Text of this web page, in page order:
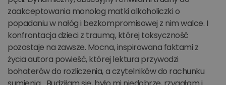
zaakceptowania monolog matki alkoholiczki o
popadaniu w nałóg i bezkompromisowej z nim walce. I
konfrontacja dzieci z traumą, której toksyczność
pozostaje na zawsze. Mocna, inspirowana faktami z
życia autora powieść, której lektura przywodzi
bohaterów do rozliczenia, a czytelników do rachunku